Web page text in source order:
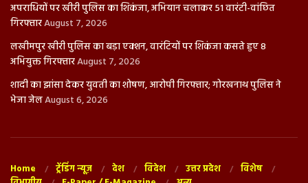
अपराधियों पर खीरी पुलिस का शिकंजा, अभियान चलाकर 51 वारंटी-वांछित
गिरफ्तारAugust 7, 2026
लखीमपुर खीरी पुलिस का बड़ा एक्शन, वारंटियों पर शिकंजा कसते हुए 8
अभियुक्त गिरफ्तारAugust 7, 2026
शादी का झांसा देकर युवती का शोषण, आरोपी गिरफ्तार; गोरखनाथ पुलिस ने
भेजा जेलAugust 6, 2026
Home ट्रेंडिंग न्यूज़ देश विदेश उत्तर प्रदेश
विशेष